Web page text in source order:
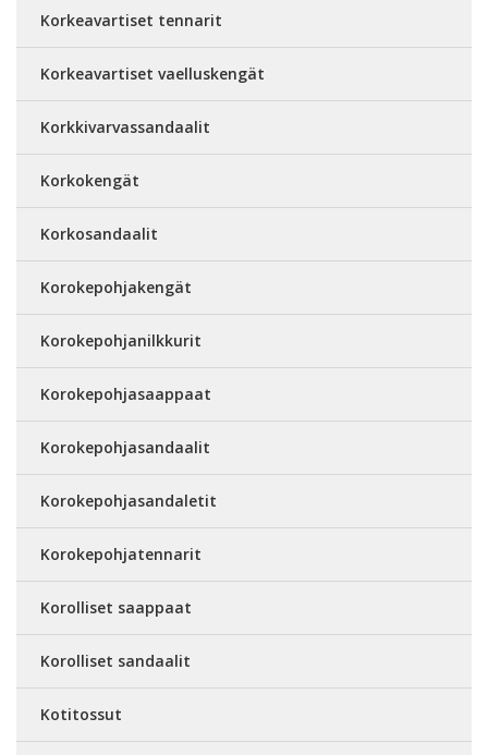
Korkeavartiset tennarit
Korkeavartiset vaelluskengät
Korkkivarvassandaalit
Korkokengät
Korkosandaalit
Korokepohjakengät
Korokepohjanilkkurit
Korokepohjasaappaat
Korokepohjasandaalit
Korokepohjasandaletit
Korokepohjatennarit
Korolliset saappaat
Korolliset sandaalit
Kotitossut